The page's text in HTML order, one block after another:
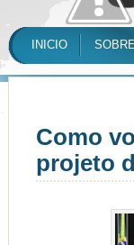
INICIO
Como
projeto